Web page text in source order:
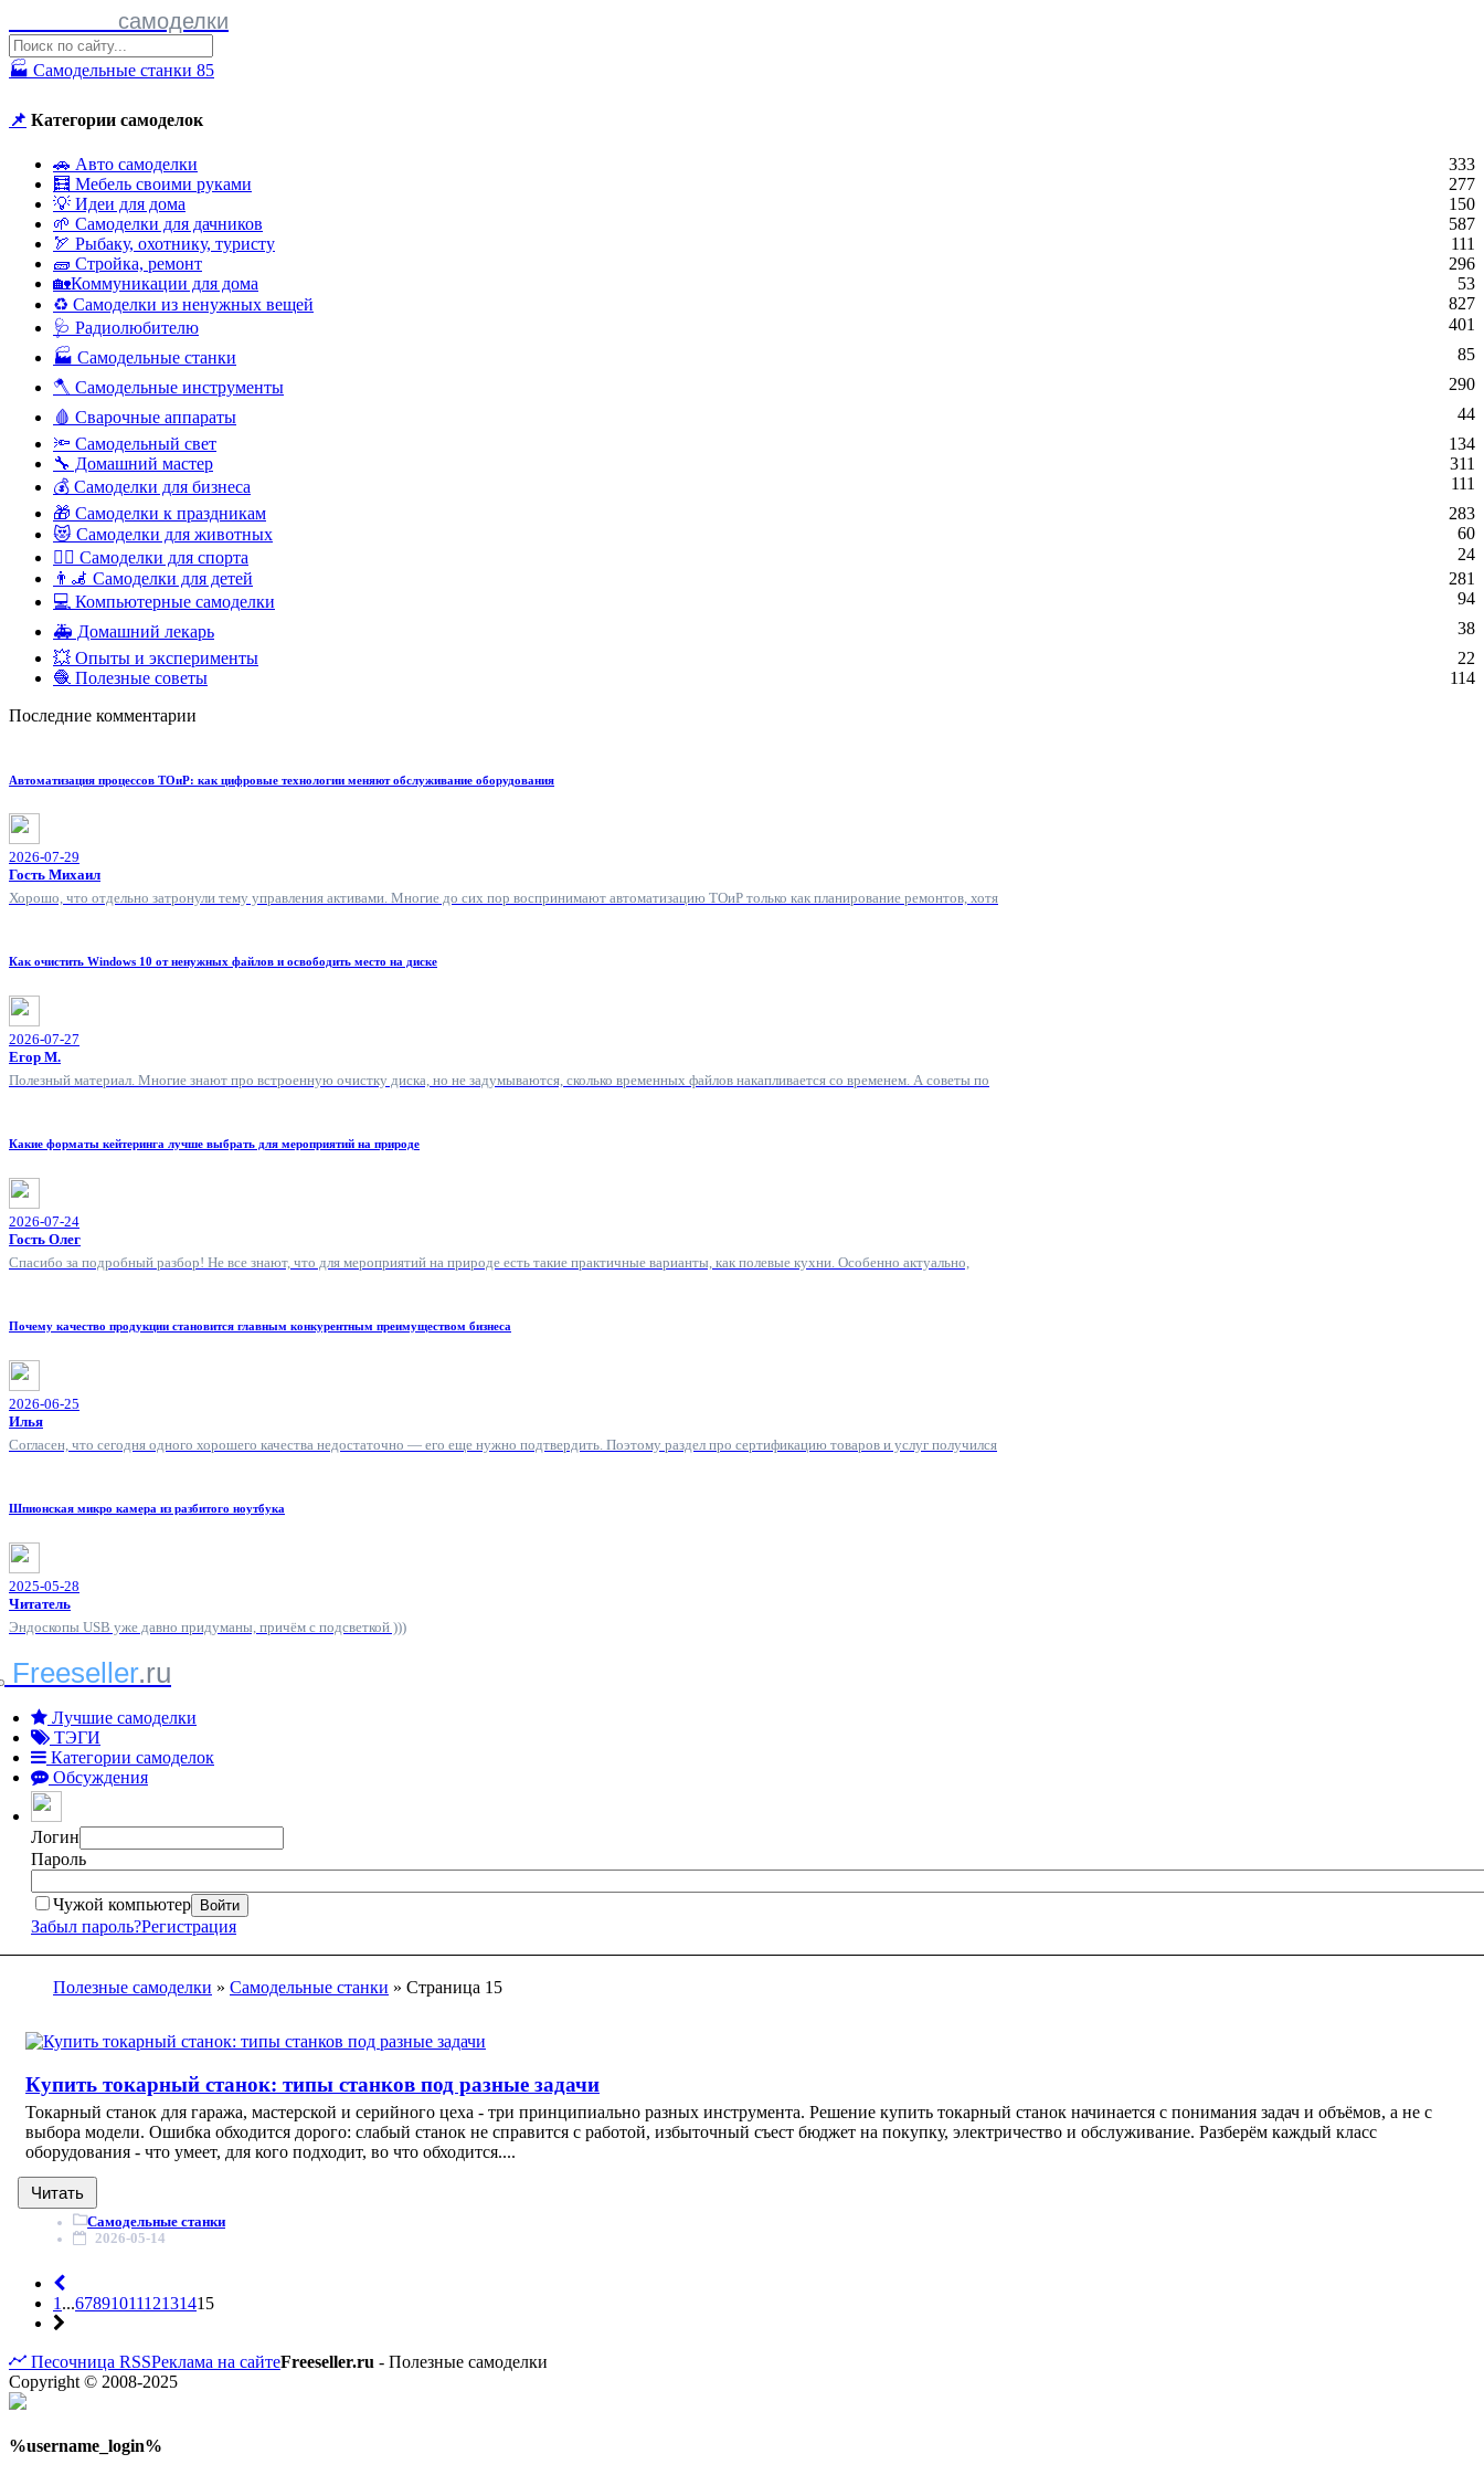
самоделки
🏭 Самодельные станки 85
📌 Категории самоделок
🚗 Авто самоделки
333
🧮 Мебель своими руками
277
💡 Идеи для дома
150
🌱 Самоделки для дачников
587
🏹 Рыбаку, охотнику, туристу
111
🧱 Стройка, ремонт
296
🏡Коммуникации для дома
53
♻ Самоделки из ненужных вещей
827
🩺 Радиолюбителю
401
🏭 Самодельные станки
85
🪓 Самодельные инструменты
290
🩸 Сварочные аппараты
44
🔦 Самодельный свет
134
🔧 Домашний мастер
311
💰 Самоделки для бизнеса
111
🎁 Самоделки к праздникам
283
😻 Самоделки для животных
60
🏋️‍♀️ Самоделки для спорта
24
👨‍🦼 Самоделки для детей
281
💻 Компьютерные самоделки
94
🚑 Домашний лекарь
38
💥 Опыты и эксперименты
22
🧶 Полезные советы
114
Последние комментарии
Автоматизация процессов ТОиР: как цифровые технологии меняют обслуживание оборудования
2026-07-29
Гость Михаил
Хорошо, что отдельно затронули тему управления активами. Многие до сих пор воспринимают автоматизацию ТОиР только как планирование ремонтов, хотя
Как очистить Windows 10 от ненужных файлов и освободить место на диске
2026-07-27
Егор М.
Полезный материал. Многие знают про встроенную очистку диска, но не задумываются, сколько временных файлов накапливается со временем. А советы по
Какие форматы кейтеринга лучше выбрать для мероприятий на природе
2026-07-24
Гость Олег
Спасибо за подробный разбор! Не все знают, что для мероприятий на природе есть такие практичные варианты, как полевые кухни. Особенно актуально,
Почему качество продукции становится главным конкурентным преимуществом бизнеса
2026-06-25
Илья
Согласен, что сегодня одного хорошего качества недостаточно — его еще нужно подтвердить. Поэтому раздел про сертификацию товаров и услуг получился
Шпионская микро камера из разбитого ноутбука
2025-05-28
Читатель
Эндоскопы USB уже давно придуманы, причём с подсветкой )))
Freeseller.ru
Лучшие самоделки
ТЭГИ
Категории самоделок
Обсуждения
Логин
Пароль
Чужой компьютер Войти
Забыл пароль?Регистрация
Полезные самоделки » Самодельные станки » Страница 15
Купить токарный станок: типы станков под разные задачи
Токарный станок для гаража, мастерской и серийного цеха - три принципиально разных инструмента. Решение купить токарный станок начинается с понимания задач и объёмов, а не с
выбора модели. Ошибка обходится дорого: слабый станок не справится с работой, избыточный съест бюджет на покупку, электричество и обслуживание. Разберём каждый класс
оборудования - что умеет, для кого подходит, во что обходится....
Читать
Самодельные станки
2026-05-14
1 ...6789101112131415
Песочница RSSРеклама на сайтеFreeseller.ru - Полезные самоделки
Copyright © 2008-2025
%username_login%